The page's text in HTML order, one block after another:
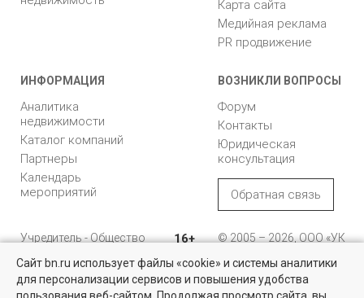
Недвижимость для бизнеса
Карта сайта
Медийная реклама
PR продвижение
ИНФОРМАЦИЯ
Аналитика
недвижимости
Каталог компаний
Партнеры
Календарь
мероприятий
ВОЗНИКЛИ ВОПРОСЫ
Форум
Контакты
Юридическая
консультация
Обратная связь
Учредитель - Общество
ответственностью
"Управляющая
компания "Бюллетень
16+
© 2005 – 2026, ООО «УК
196105, Санкт-
Петербург, пр. Юрия
Сайт bn.ru использует файлы «cookie» и системы аналитики
для персонализации сервисов и повышения удобства